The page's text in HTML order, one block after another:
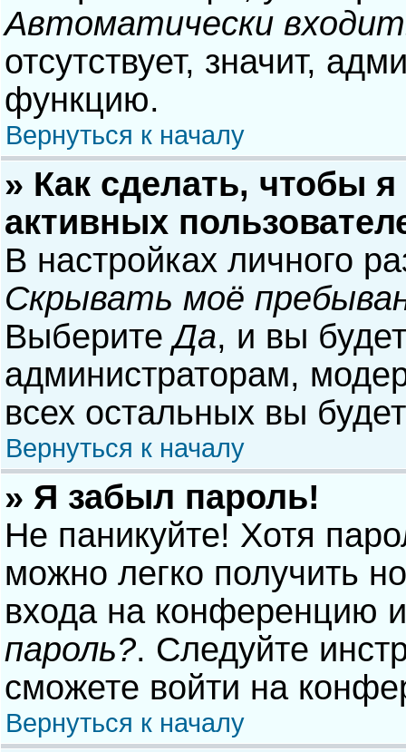
Автоматически
отсутствует, значит,
функцию.
Вернуться к началу
» Как сделать, чтобы
активных
В настройках личного
Скрывать моё
ВыберитеДа, и вы
администраторам,
всех остальных вы
Вернуться к началу
» Я забыл пароль!
Не паникуйте! Хотя
можно легко получить
входа на конференцию
пароль?. Следуйте
сможете войти на
Вернуться к началу